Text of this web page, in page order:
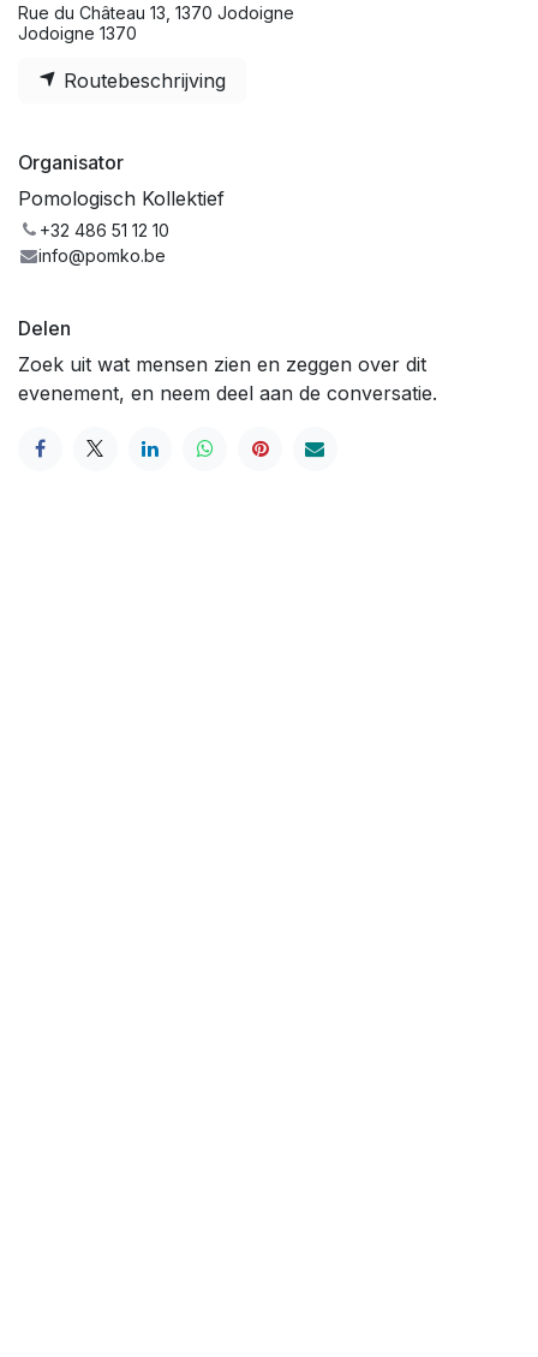
Rue du Château 13, 1370 Jodoigne
Jodoigne 1370
Routebeschrijving
Organisator
Pomologisch Kollektief
+32 486 51 12 10
info@pomko.be
Delen
Zoek uit wat mensen zien en zeggen over dit
evenement, en neem deel aan de conversatie.